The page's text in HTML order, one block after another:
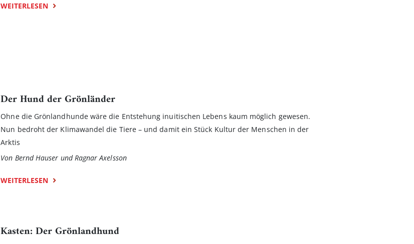
WEITERLESEN
Der Hund der Grönländer
Ohne die Grönlandhunde wäre die Entstehung inuitischen Lebens kaum möglich gewesen.
Nun bedroht der Klimawandel die Tiere – und damit ein Stück Kultur der Menschen in der
Arktis
Von Bernd Hauser und Ragnar Axelsson
WEITERLESEN
Kasten: Der Grönlandhund